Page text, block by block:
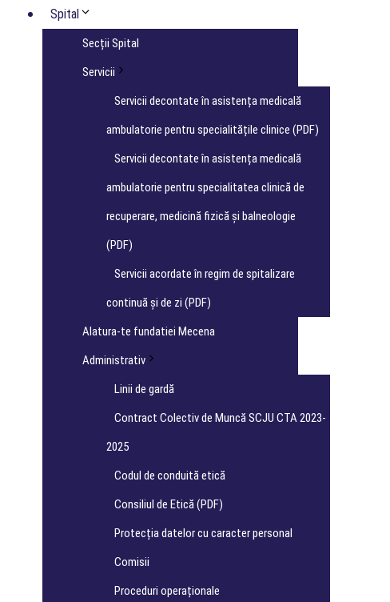
Spital
Secții Spital
Servicii
Servicii decontate în asistența medicală
ambulatorie pentru specialitățile clinice (PDF)
Servicii decontate în asistența medicală
ambulatorie pentru specialitatea clinică de
recuperare, medicină fizică și balneologie
(PDF)
Servicii acordate în regim de spitalizare
continuă și de zi (PDF)
Alatura-te fundatiei Mecena
Administrativ
Linii de gardă
Contract Colectiv de Muncă SCJU CTA 2023-
2025
Codul de conduită etică
Consiliul de Etică (PDF)
Protecția datelor cu caracter personal
Comisii
Proceduri operaționale